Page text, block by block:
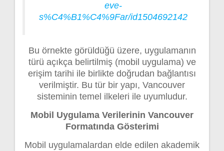
eve-
s%C4%B1%C4%9Far/id1504692142
Bu örnekte görüldüğü üzere, uygulamanın
türü açıkça belirtilmiş (mobil uygulama) ve
erişim tarihi ile birlikte doğrudan bağlantısı
verilmiştir. Bu tür bir yapı, Vancouver
sisteminin temel ilkeleri ile uyumludur.
Mobil Uygulama Verilerinin Vancouver
Formatında Gösterimi
Mobil uygulamalardan elde edilen akademik